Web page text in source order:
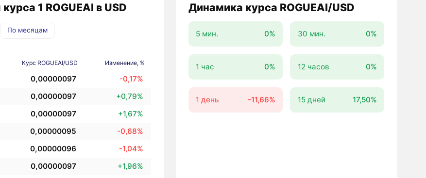
1 ROGUEAI в USD
По месяцам
Курс ROGUEAI/USD Изменение, %
0,00000097 -0,17%
0,00000097 +0,79%
0,00000097 +1,67%
0,00000095 -0,68%
0,00000096 -1,04%
0,00000097 +1,96%
Динамика курса ROGUEAI/USD
5 мин. 0% 30 мин. 0%
1 час 0% 12 часов 0%
1 день -11,66% 15 дней 17,50%